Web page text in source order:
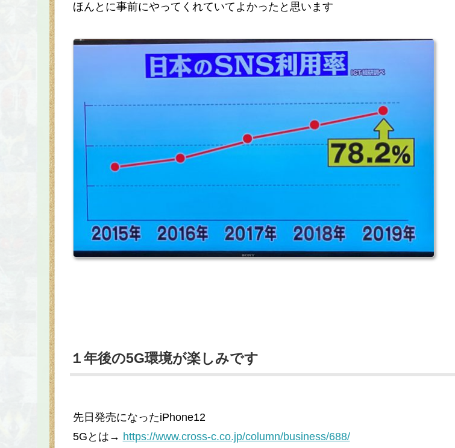
ほんとに事前にやってくれていてよかったと思います
１年後の5G環境が楽しみです
先日発売になったiPhone12
5Gとは→ https://www.cross-c.co.jp/column/business/688/